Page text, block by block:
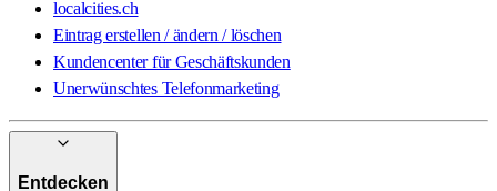
localcities.ch
Eintrag erstellen / ändern / löschen
Kundencenter für Geschäftskunden
Unerwünschtes Telefonmarketing
Entdecken